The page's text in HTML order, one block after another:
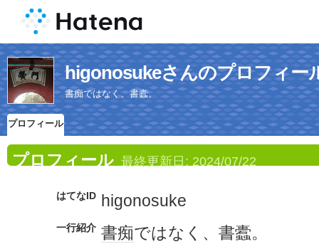
higonosukeさんのプロフィー
書痴ではなく、書蠹。
プロフィール
プロフィール 最終更新日: 2024/07/22
はてなID higonosuke
一行紹介 書痴ではなく、書蠹。